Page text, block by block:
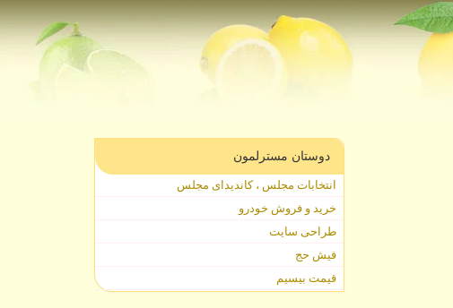
دوستان مسترلمون
انتخابات مجلس ، کاندیدای مجلس
خرید و فروش خودرو
طراحی سایت
فیش حج
قیمت بیسیم